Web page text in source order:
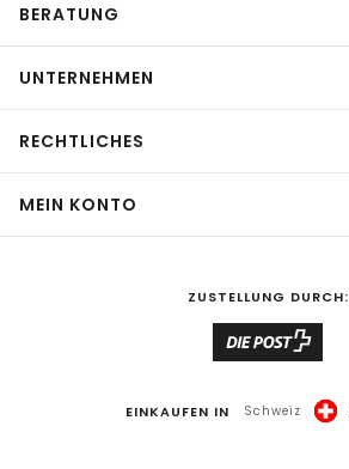
BERATUNG
UNTERNEHMEN
RECHTLICHES
MEIN KONTO
ZUSTELLUNG DURCH:
EINKAUFEN IN Schweiz